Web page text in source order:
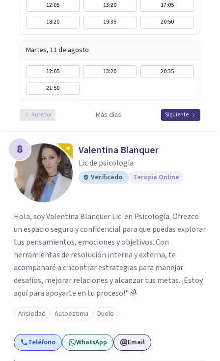
12:05 13:20
17:05
18:20
19:35 20:50
Martes, 11 de agosto
12:05 13:20
20:35
21:50
Anterior Más días Siguiente
8 Valentina Blanquer
Lic de psicología
Verificado Terapia Online
Hola, soy Valentina Blanquer Lic. en Psicología. Ofrezco
un espacio seguro y confidencial para que puedas explorar
tus pensamientos, emociones y objetivos. Con
herramientas de resolución interna y externa, te
acompañaré a encontrar estrategias para manejar
desafíos, mejorar relaciones y alcanzar tus metas. ¡Estoy
aquí para apoyarte en tu proceso!" 🌈
Ansiedad Autoestima Duelo
Teléfono WhatsApp Email